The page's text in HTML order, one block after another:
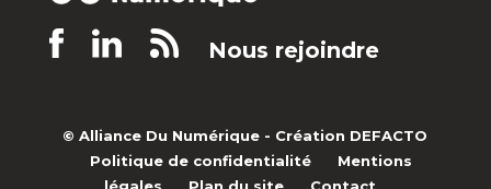
Nous rejoindre
© Alliance Du Numérique - Création DEFACTO
Politique de confidentialité
Mentions
légales
Plan du site Contact